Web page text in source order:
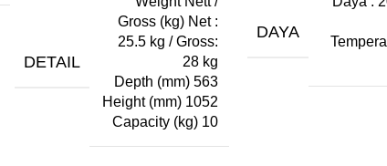
DETAIL
Gross (kg) Net :
25.5 kg / Gross:
28 kg
Depth (mm) 563
Height (mm) 1052
Capacity (kg) 10
DAYA